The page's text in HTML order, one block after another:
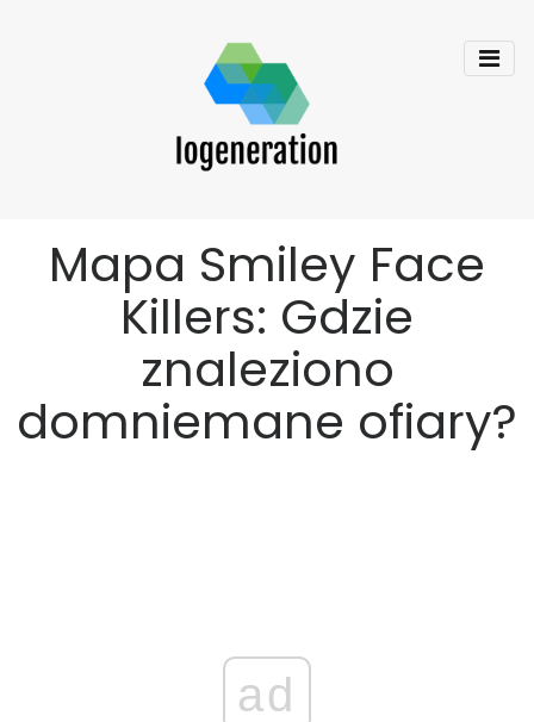
Mapa Smiley Face
Killers: Gdzie
znaleziono
domniemane ofiary?
ad